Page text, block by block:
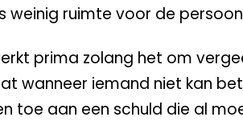
weinig ruimte voor de
prima zolang het om
wanneer iemand niet kan
toe aan een schuld die al